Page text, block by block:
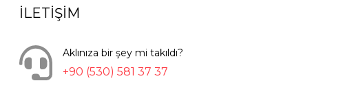
İLETIŞIM
Aklınıza bir şey mi takıldı?
+90 (530) 581 37 37